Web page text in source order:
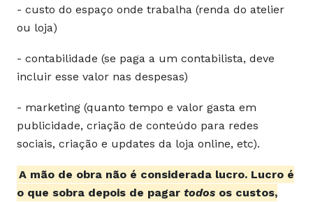
- custo do espaço onde trabalha (renda do atelier
ou loja)
- contabilidade (se paga a um contabilista, deve
incluir esse valor nas despesas)
- marketing (quanto tempo e valor gasta em
publicidade, criação de conteúdo para redes
sociais, criação e updates da loja online, etc).
A mão de obra não é considerada lucro. Lucro é
o que sobra depois de pagar todos os custos,